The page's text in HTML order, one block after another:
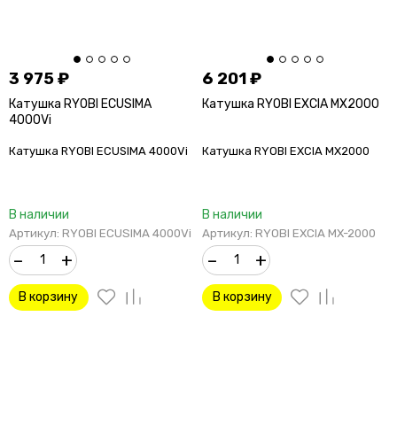
3 975₽
Катушка RYOBI ECUSIMA
4000Vi
Катушка RYOBI ECUSIMA 4000Vi
В наличии
Артикул: RYOBI ECUSIMA 4000Vi
– +
В корзину
6 201₽
Катушка RYOBI EXCIA MX2000
Катушка RYOBI EXCIA MX2000
В наличии
Артикул: RYOBI EXCIA MX-2000
– +
В корзину